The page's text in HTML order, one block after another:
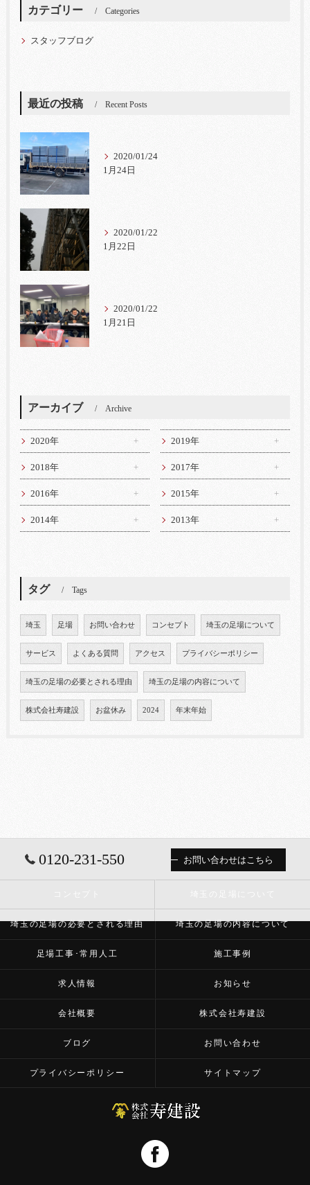
カテゴリー Categories
スタッフブログ
最近の投稿 Recent Posts
2020/01/24
1月24日
2020/01/22
1月22日
2020/01/22
1月21日
アーカイブ Archive
2020年 2019年
2018年 2017年
2016年 2015年
2014年 2013年
タグ Tags
埼玉 足場 お問い合わせ コンセプト 埼玉の足場について
サービス よくある質問 アクセス プライバシーポリシー
埼玉の足場の必要とされる理由 埼玉の足場の内容について
株式会社寿建設 お盆休み 2024 年末年始
0120-231-550 お問い合わせはこちら
埼玉の足場の必要とされる理由 埼玉の足場の内容について
足場工事･常用人工 施工事例
求人情報 お知らせ
会社概要 株式会社寿建設
ブログ お問い合わせ
プライバシーポリシー サイトマップ